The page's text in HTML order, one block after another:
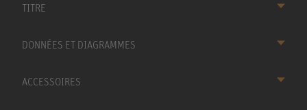
TITRE
DONNÉES ET DIAGRAMMES
ACCESSOIRES